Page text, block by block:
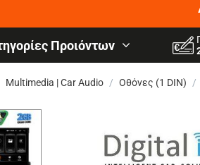
Προιόντων
Multimedia | Car Audio / Οθόνες (1 DIN) /